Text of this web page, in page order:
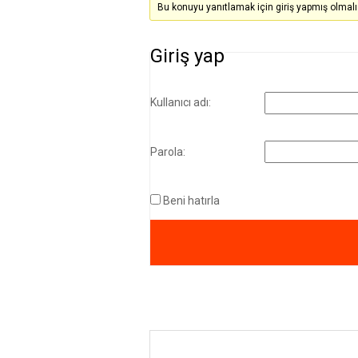
Bu konuyu yanıtlamak için giriş yapmış
Giriş yap
Kullanıcı adı:
Parola:
Beni hatırla